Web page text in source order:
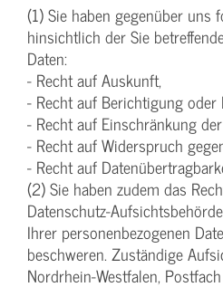
(1) Sie haben gegenüber uns
hinsichtlich der Sie
Daten:
- Recht auf Auskunft,
- Recht auf Berichtigung oder
- Recht auf Einschränkung
- Recht auf Widerspruch
- Recht auf
(2) Sie haben zudem das
Datenschutz-
Ihrer personenbezogenen
beschweren. Zuständige
Nordrhein-Westfalen,